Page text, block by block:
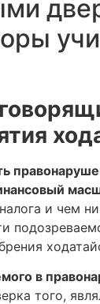
и чем
в
того,